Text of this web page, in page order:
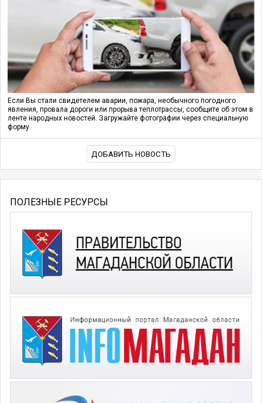
Если Вы стали свидетелем аварии, пожара, необычного погодного
явления, провала дороги или прорыва теплотрассы, сообщите об этом в
ленте народных новостей. Загружайте фотографии через специальную
форму.
ДОБАВИТЬ НОВОСТЬ
ПОЛЕЗНЫЕ РЕСУРСЫ